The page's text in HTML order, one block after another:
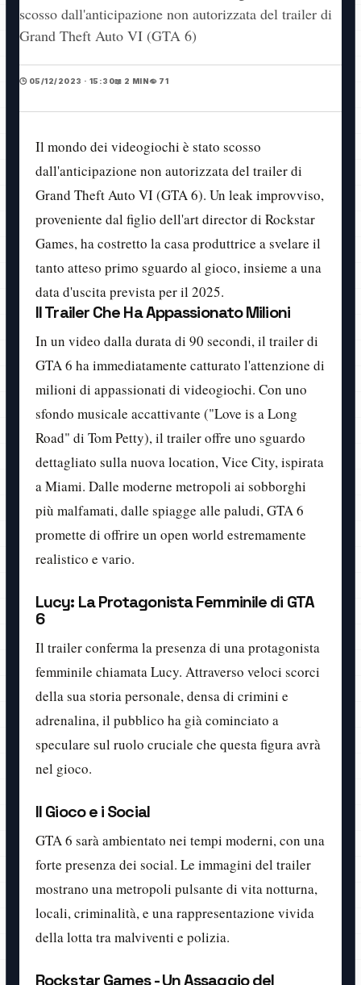
scosso dall'anticipazione non autorizzata del trailer di
Grand Theft Auto VI (GTA 6)
🕒 05/12/2023 · 15:30📖 2 MIN👁️ 71
Il mondo dei videogiochi è stato scosso
dall'anticipazione non autorizzata del trailer di
Grand Theft Auto VI (GTA 6). Un leak improvviso,
proveniente dal figlio dell'art director di Rockstar
Games, ha costretto la casa produttrice a svelare il
tanto atteso primo sguardo al gioco, insieme a una
data d'uscita prevista per il 2025.
Il Trailer Che Ha Appassionato Milioni
In un video dalla durata di 90 secondi, il trailer di
GTA 6 ha immediatamente catturato l'attenzione di
milioni di appassionati di videogiochi. Con uno
sfondo musicale accattivante ("Love is a Long
Road" di Tom Petty), il trailer offre uno sguardo
dettagliato sulla nuova location, Vice City, ispirata
a Miami. Dalle moderne metropoli ai sobborghi
più malfamati, dalle spiagge alle paludi, GTA 6
promette di offrire un open world estremamente
realistico e vario.
Lucy: La Protagonista Femminile di GTA
6
Il trailer conferma la presenza di una protagonista
femminile chiamata Lucy. Attraverso veloci scorci
della sua storia personale, densa di crimini e
adrenalina, il pubblico ha già cominciato a
speculare sul ruolo cruciale che questa figura avrà
nel gioco.
Il Gioco e i Social
GTA 6 sarà ambientato nei tempi moderni, con una
forte presenza dei social. Le immagini del trailer
mostrano una metropoli pulsante di vita notturna,
locali, criminalità, e una rappresentazione vivida
della lotta tra malviventi e polizia.
Rockstar Games - Un Assaggio del